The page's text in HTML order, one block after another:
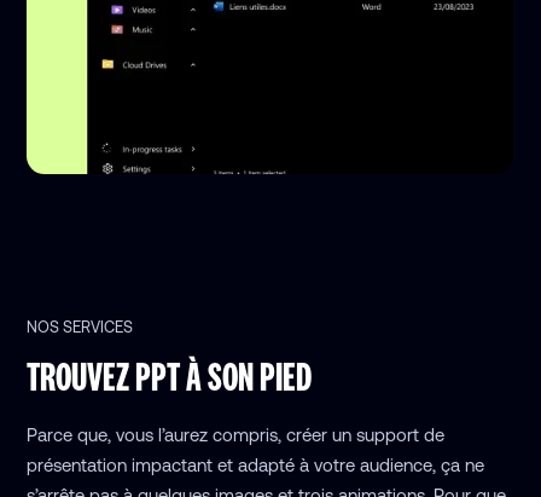
NOS SERVICES
TROUVEZ PPT À SON PIED
Parce que, vous l’aurez compris, créer un support de
présentation impactant et adapté à votre audience, ça ne